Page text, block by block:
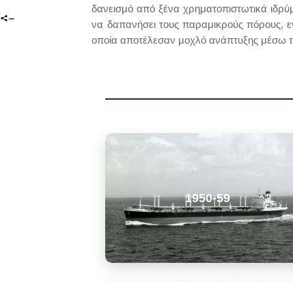
δανεισμό από ξένα χρηματοπιστωτικά
να δαπανήσει τους παραμικρούς πόρους,
οποία αποτέλεσαν μοχλό ανάπτυξης μέσω
1950-59